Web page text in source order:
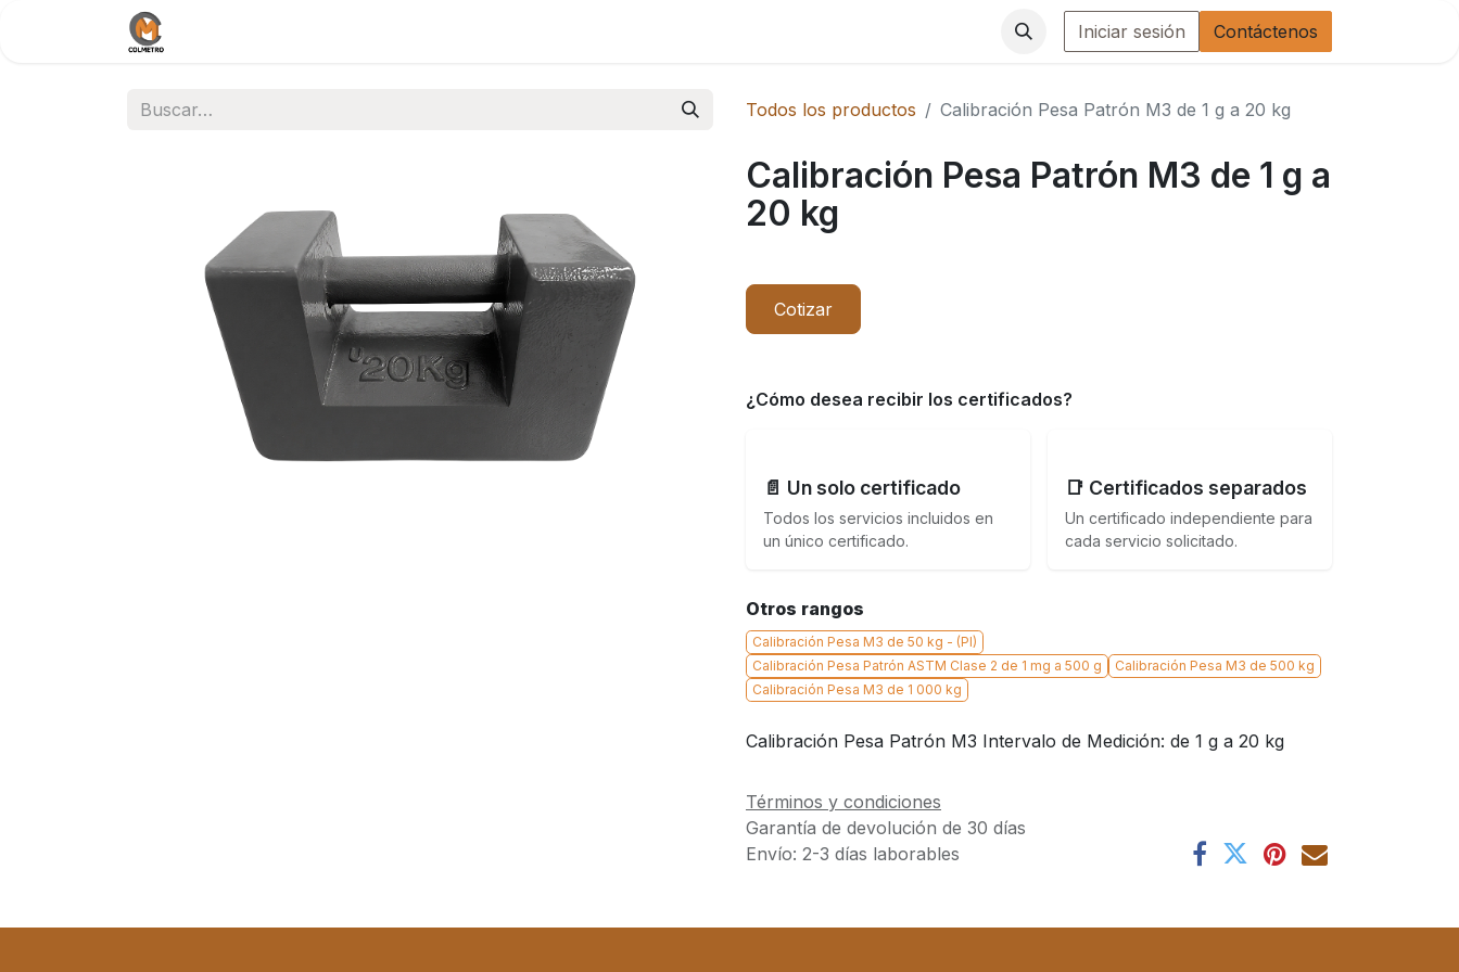
Iniciar sesión Contáctenos
Todos los productos Calibración Pesa Patrón M3 de 1 g a 20 kg
Calibración Pesa Patrón M3 de 1 g a
20 kg
Cotizar
¿Cómo desea recibir los certificados?
📄 Un solo certificado
Todos los servicios incluidos en
un único certificado.
📑 Certificados separados
Un certificado independiente para
cada servicio solicitado.
Otros rangos
Calibración Pesa M3 de 50 kg - (PI)
Calibración Pesa Patrón ASTM Clase 2 de 1 mg a 500 g
Calibración Pesa M3 de 500 kg
Calibración Pesa M3 de 1 000 kg
Calibración Pesa Patrón M3 Intervalo de Medición: de 1 g a 20 kg
Términos y condiciones
Garantía de devolución de 30 días
Envío: 2-3 días laborables